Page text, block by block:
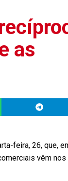
as
feira, 26, que,
vêm nos